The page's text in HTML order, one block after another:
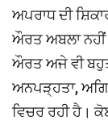
ਅਪਰਾਧ ਦੀ
ਔਰਤ ਅਬਲਾ ਨਹੀਂ
ਔਰਤ ਅਜੇ ਵੀ
ਅਨਪੜ੍ਹਤਾ,
ਵਿਚਰ ਰਹੀ ਹੈ।